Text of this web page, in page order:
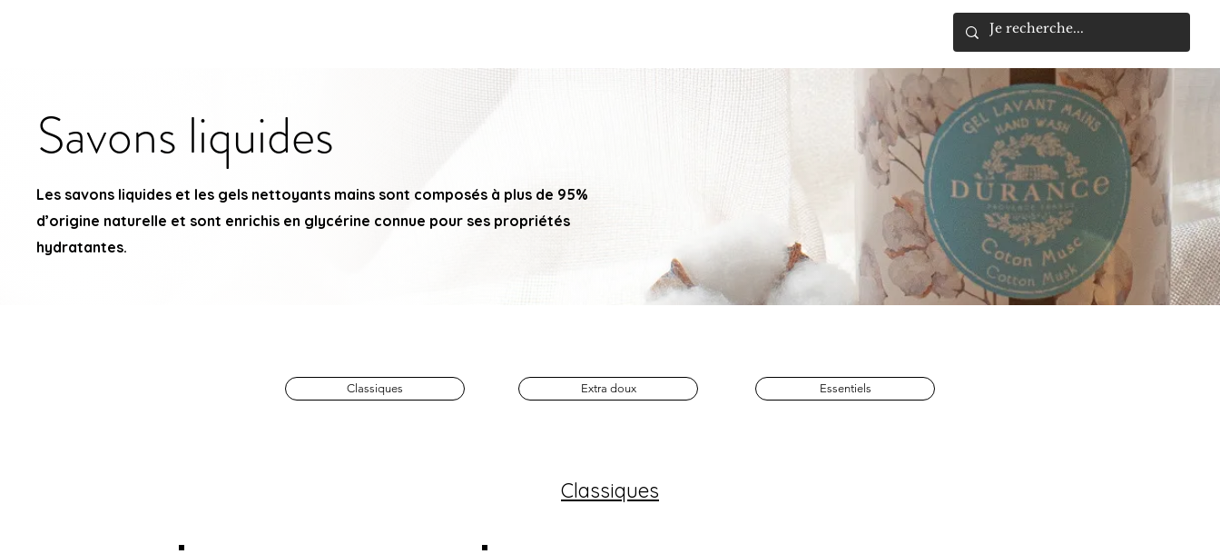
Savons liquides
Les savons liquides et les gels nettoyants mains sont composés à plus de 95%
d’origine naturelle et sont enrichis en glycérine connue pour ses propriétés
hydratantes.
Classiques Extra doux Essentiels
Classiques